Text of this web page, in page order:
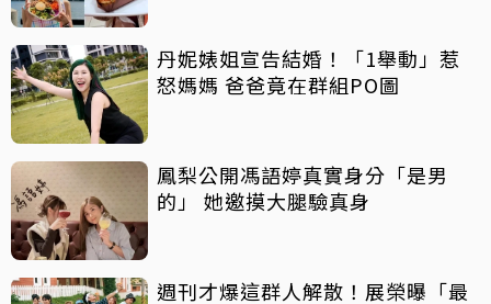
丹妮婊姐宣告結婚！「1舉動」惹
怒媽媽 爸爸竟在群組PO圖
鳳梨公開馮語婷真實身分「是男
的」 她邀摸大腿驗真身
週刊才爆這群人解散！展榮曝「最